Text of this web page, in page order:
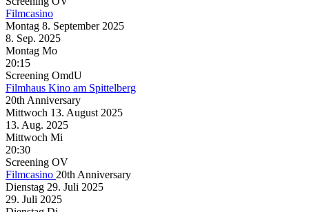
Filmcasino
Montag 8. September 2025
8. Sep. 2025
Montag Mo
20:15
Screening OmdU
Filmhaus Kino am Spittelberg
20th Anniversary
Mittwoch 13. August 2025
13. Aug. 2025
Mittwoch Mi
20:30
Screening OV
Filmcasino 20th Anniversary
Dienstag 29. Juli 2025
29. Juli 2025